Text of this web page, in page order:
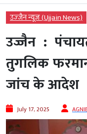
उज्‍जैन न्यूज़ (Ujjain News)
उज्जैन :
तुगलिक
जांच के आदेश
July 17, 2025